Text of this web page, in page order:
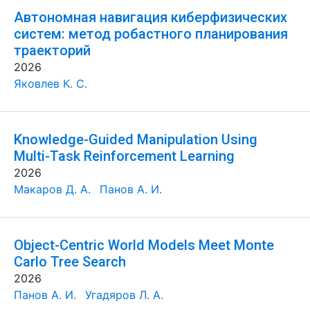
Автономная навигация киберфизических
систем: метод робастного планирования
траекторий
2026
Яковлев К. С.
Knowledge-Guided Manipulation Using
Multi-Task Reinforcement Learning
2026
Макаров Д. А.
Панов А. И.
Object-Centric World Models Meet Monte
Carlo Tree Search
2026
Панов А. И.
Угадяров Л. А.